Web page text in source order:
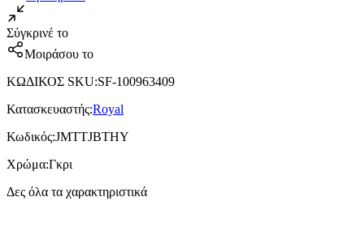
Σύγκρινέ το
Μοιράσου το
ΚΩΔΙΚΟΣ SKU:SF-100963409
Κατασκευαστής:Royal
Κωδικός:JMTTJBTHY
Χρώμα:Γκρι
Δες όλα τα χαρακτηριστικά